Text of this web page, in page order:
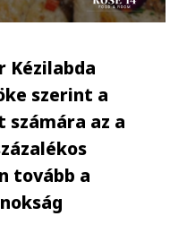
Kézilabda
szerint a
az a
tovább a